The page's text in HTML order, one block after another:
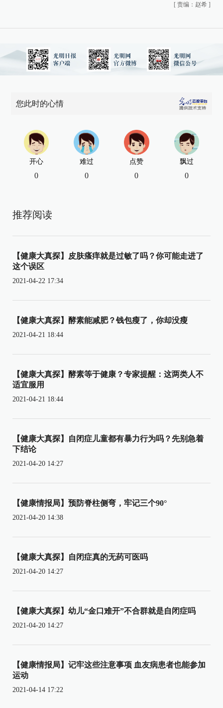
[ 责编：赵希 ]
您此时的心情
开心
0
难过
0
点赞
0
飘过
0
推荐阅读
【健康大真探】皮肤瘙痒就是过敏了吗？你可能走进了
这个误区
2021-04-22 17:34
【健康大真探】酵素能减肥？钱包瘦了，你却没瘦
2021-04-21 18:44
【健康大真探】酵素等于健康？专家提醒：这两类人不
适宜服用
2021-04-21 18:44
【健康大真探】自闭症儿童都有暴力行为吗？先别急着
下结论
2021-04-20 14:27
【健康情报局】预防脊柱侧弯，牢记三个90°
2021-04-20 14:38
【健康大真探】自闭症真的无药可医吗
2021-04-20 14:27
【健康大真探】幼儿“金口难开”不合群就是自闭症吗
2021-04-20 14:27
【健康情报局】记牢这些注意事项 血友病患者也能参加
运动
2021-04-14 17:22